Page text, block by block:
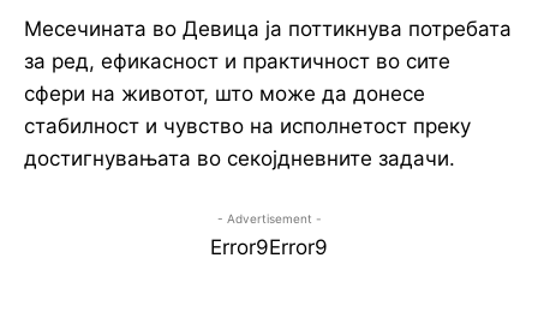
Месечината во Девица ја поттикнува потребата
за ред, ефикасност и практичност во сите
сфери на животот, што може да донесе
стабилност и чувство на исполнетост преку
достигнувањата во секојдневните задачи.
- Advertisement -
Error9Error9